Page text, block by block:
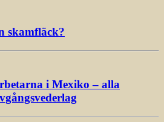
skamfläck?
i Mexiko – alla